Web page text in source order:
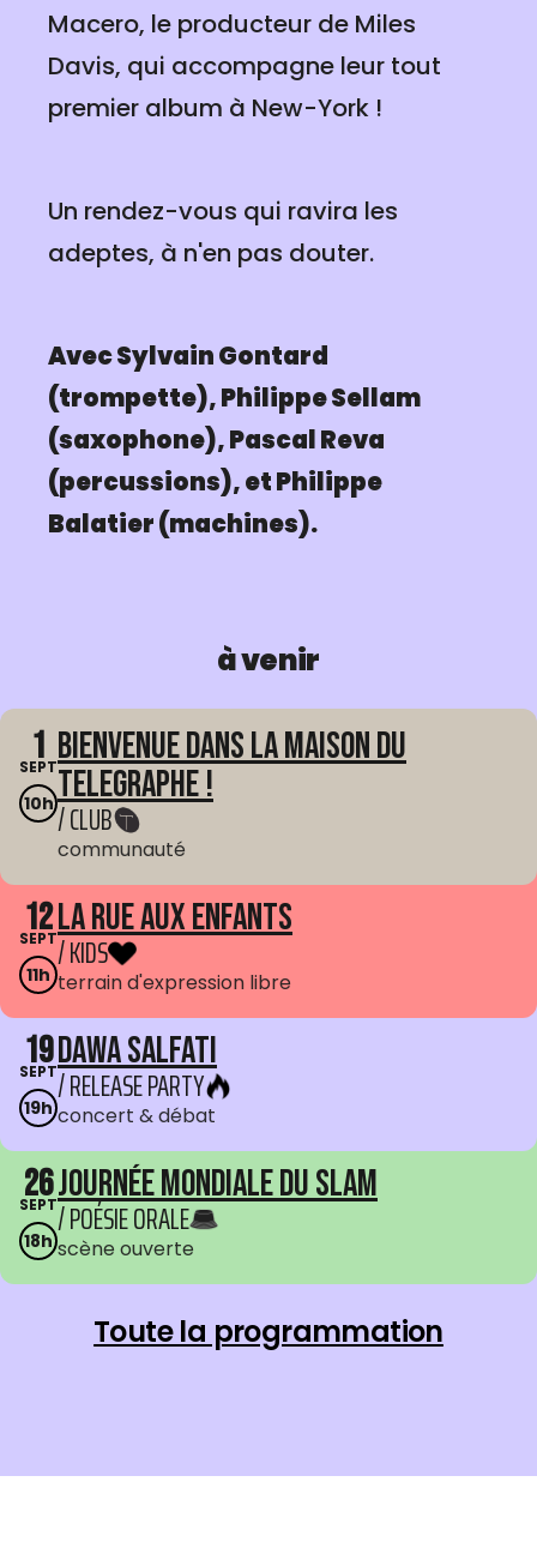
Macero, le producteur de Miles
Davis, qui accompagne leur tout
premier album à New-York !
Un rendez-vous qui ravira les
adeptes, à n'en pas douter.
Avec Sylvain Gontard
(trompette), Philippe Sellam
(saxophone), Pascal Reva
(percussions), et Philippe
Balatier (machines).
à venir
1
SEPT
10h
Bienvenue dans La Maison du
Telegraphe !
/ CLUB
communauté
12
SEPT
11h
La Rue aux enfants
/ KIDS
terrain d'expression libre
19
SEPT
19h
Dawa Salfati
/ RELEASE PARTY
concert & débat
26
SEPT
18h
Journée mondiale du Slam
/ POÉSIE ORALE
scène ouverte
Toute la programmation